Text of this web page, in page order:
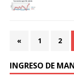
« 1 2
INGRESO DE